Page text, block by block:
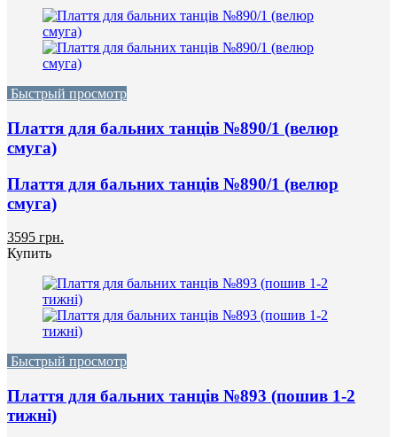
Быстрый просмотр
Плаття для бальних танців №890/1 (велюр
смуга)
Плаття для бальних танців №890/1 (велюр
смуга)
3595 грн.
Купить
Быстрый просмотр
Плаття для бальних танців №893 (пошив 1-2
тижні)